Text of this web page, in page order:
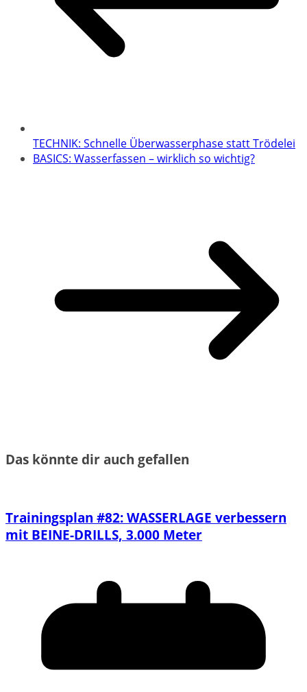
TECHNIK: Schnelle Überwasserphase statt Trödelei
BASICS: Wasserfassen – wirklich so wichtig?
Das könnte dir auch gefallen
Trainingsplan #82: WASSERLAGE verbessern
mit BEINE-DRILLS, 3.000 Meter